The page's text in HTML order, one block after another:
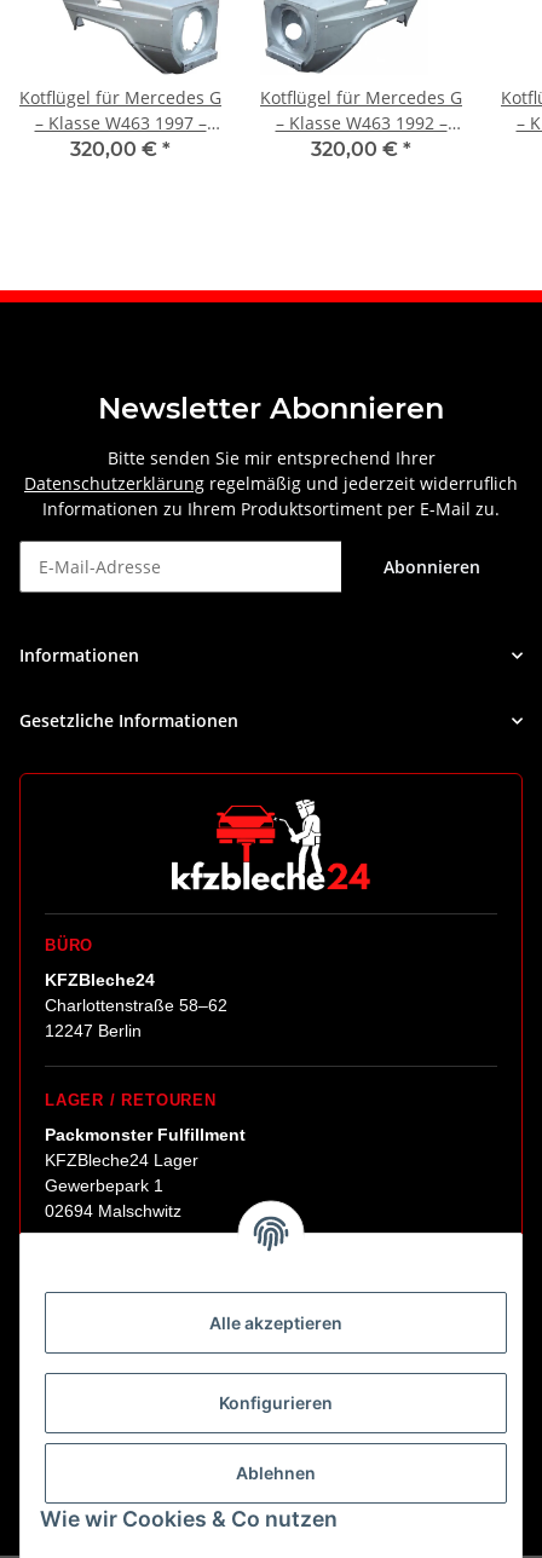
Alle akzeptieren
Konfigurieren
Ablehnen
Wie wir Cookies & Co nutzen
Kotflügel für Mercedes G
– Klasse W463 1997 –
2021 vorne rechts
320,00 € *
Kotflügel für Mercedes G
– Klasse W463 1992 –
1997 vorne links
320,00 € *
–
Newsletter Abonnieren
Bitte senden Sie mir entsprechend Ihrer
Datenschutzerklärung regelmäßig und jederzeit widerruflich
Informationen zu Ihrem Produktsortiment per E-Mail zu.
Abonnieren
Informationen
Gesetzliche Informationen
BÜRO
KFZBleche24
Charlottenstraße 58–62
12247 Berlin
LAGER / RETOUREN
Packmonster Fulfillment
KFZBleche24 Lager
Gewerbepark 1
02694 Malschwitz
Abholungen nur nach Terminvereinbarung.
E-Mail:sales@kfzbleche24.de
Vertrag widerrufen
* Alle Preise inkl. gesetzlicher USt., zzgl.Versand